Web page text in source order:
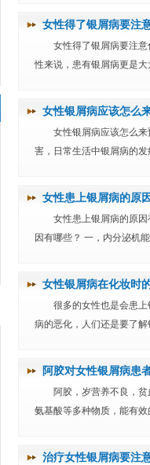
女性得了银屑病要注
女性得了银屑病要注
性来说，患有银屑病更是
女性银屑病应该怎么
女性银屑病应该怎么
害，日常生活中银屑病的
女性患上银屑病的原
女性患上银屑病的原
因有哪些？ 一，内分泌机
女性银屑病在化妆时
很多的女性也是会患
病的恶化，人们还是要了
阿胶对女性银屑病患
阿胶，岁营养不良，
氨基酸等多种物质，能有
治疗女性银屑病要注